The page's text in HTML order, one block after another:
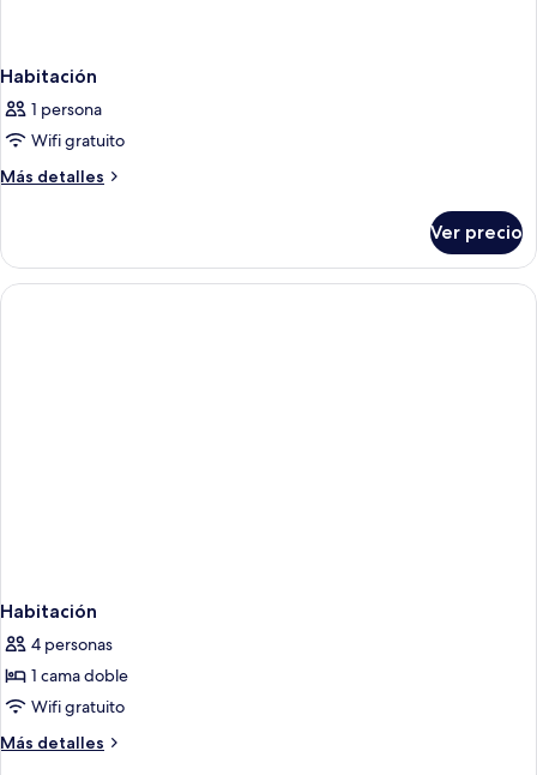
Habitación
1 persona
Wifi gratuito
Más detalles
Más
Ver precio
Habitación
4 personas
1 cama doble
Wifi gratuito
Más detalles
Más